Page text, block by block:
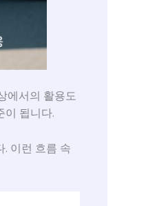
에서의 활용도
이 됩니다.
. 이런 흐름 속